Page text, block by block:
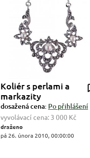
Koliér s perlami a
markazity
dosažená cena: Po přihlášení
vyvolávací cena: 3 000 Kč
draženo
pá 26. února 2010, 00:00:00